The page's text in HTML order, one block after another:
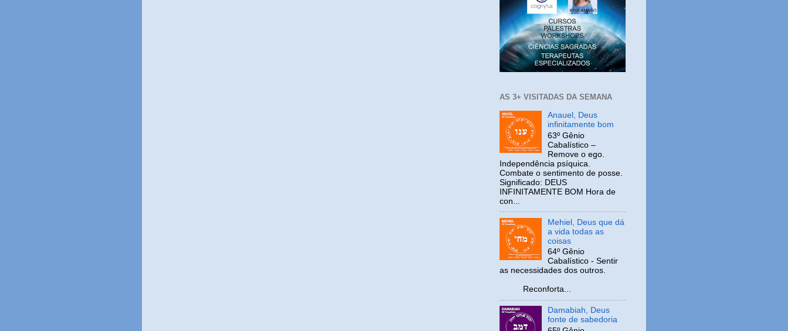
AS 3+ VISITADAS DA SEMANA
Anauel, Deus
infinitamente bom
63º Gênio
Cabalístico –
Remove o ego.
Independência psíquica.
Combate o sentimento de posse.
Significado: DEUS
INFINITAMENTE BOM Hora de
con...
Mehiel, Deus que dá
a vida todas as
coisas
64º Gênio
Cabalístico - Sentir
as necessidades dos outros.
Reconforta...
Damabiah, Deus
fonte de sabedoria